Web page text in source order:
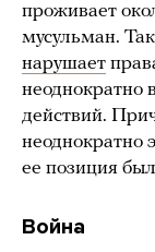
проживает
мусульман.
нарушает
неоднократно
действий.
неоднократно
ее позиция
Война